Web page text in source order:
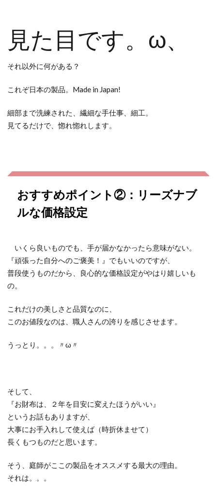
見た目です。ω、
それ以外に何がある？
これぞ日本の製品。Made in Japan!
細部まで洗練された、繊細な手仕事、細工。
見てるだけで、惚れ惚れします。
おすすめポイント②：リーズナブ
ルな価格設定
いくら良いものでも、手が届かなかったら意味がない。
『頑張った自分へのご褒美！』でもいいのですが、
普段使うものだから、良心的な価格設定がやはり嬉しいも
の。
これだけの美しさと品質なのに、
このお値段なのは、職人さんの誇りを感じさせます。
うっとり。。。〃ω〃
そして、
『お財布は、２年を目安に変えたほうがいい』
というお話もありますが、
大事にお手入れして使えば（時折休ませて）
長くもつものだと思います。
そう、庭師がここの製品をオススメする最大の理由。
それは。。。